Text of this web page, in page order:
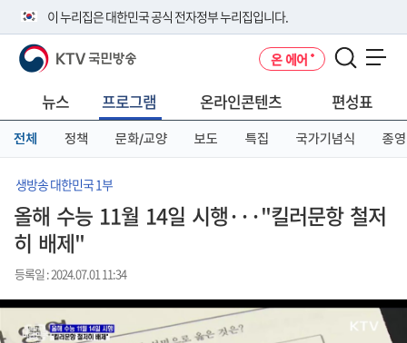
이 누리집은 대한민국 공식 전자정부 누리집입니다.
공식 누리집 주소 확인하기
니다.
이밖에 or.kr 또는 .kr등 다른 도메인 주소를 사용하고 있다면 아래 URL에
서 도메인 주소를 확인해 보세요
KTV 국민방송 온 에어
뉴스 프로그램 온라인콘텐츠 편성표
전체 정책 문화/교양 보도 특집 국가기념식 종영
생방송 대한민국 1부
올해 수능 11월 14일 시행···"킬러문항 철저
히 배제"
등록일 : 2024.07.01 11:34